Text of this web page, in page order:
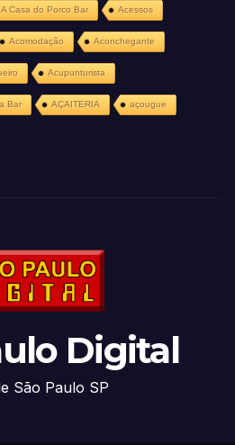
A Casa do Porco Bar Acessos
Acomodação Aconchegante
Acupunturista
Bar AÇAITERIA açougue
Digital
São Paulo SP